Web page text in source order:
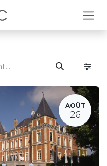
AOÛT
26